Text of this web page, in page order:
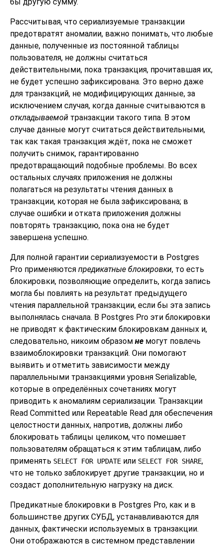
Рассчитывая, что сериализуемые транзакции
предотвратят аномалии, важно понимать, что любые
данные, полученные из постоянной таблицы
пользователя, не должны считаться
действительными, пока транзакция, прочитавшая их,
не будет успешно зафиксирована. Это верно даже
для транзакций, не модифицирующих данные, за
исключением случая, когда данные считываются в
откладываемой транзакции такого типа. В этом
случае данные могут считаться действительными,
так как такая транзакция ждёт, пока не сможет
получить снимок, гарантированно
предотвращающий подобные проблемы. Во всех
остальных случаях приложения не должны
полагаться на результаты чтения данных в
транзакции, которая не была зафиксирована; в
случае ошибки и отката приложения должны
повторять транзакцию, пока она не будет
завершена успешно.
Для полной гарантии сериализуемости в Postgres
Pro применяются предикатные блокировки, то есть
блокировки, позволяющие определить, когда запись
могла бы повлиять на результат предыдущего
чтения параллельной транзакции, если бы эта запись
выполнялась сначала. В Postgres Pro эти блокировки
не приводят к фактическим блокировкам данных и,
следовательно, никоим образом не могут повлечь
взаимоблокировки транзакций. Они помогают
выявить и отметить зависимости между
параллельными транзакциями уровня Serializable,
которые в определённых сочетаниях могут
приводить к аномалиям сериализации. Транзакции
Read Committed или Repeatable Read для обеспечения
целостности данных, напротив, должны либо
блокировать таблицы целиком, что помешает
пользователям обращаться к этим таблицам, либо
применять SELECT FOR UPDATE или SELECT FOR SHARE,
что не только заблокирует другие транзакции, но и
создаст дополнительную нагрузку на диск.
Предикатные блокировки в Postgres Pro, как и в
большинстве других СУБД, устанавливаются для
данных, фактически используемых в транзакции.
Они отображаются в системном представлении